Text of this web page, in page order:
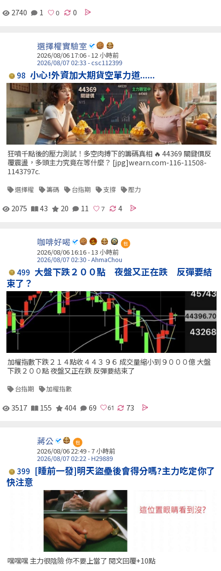
2740 1 0
選擇權實驗室
2026/08/06 17:06 -12 小時前
2026/08/07 02:33 - csc112399
98 小心!外資加大期貨空單力道......
狂噴千點後的壓力測試！多空肉搏下的籌碼真相 🔥 44369 關鍵價反
覆震盪，多頭主力究竟在等什麼？ [jpg]wearn.com-116-11508-
1143797c.
選擇權 籌碼 台指期 支撐 壓力
2075 43 20 11 4
咖啡好喝 包
2026/08/06 16:16 -13 小時前
2026/08/07 02:30 - AhmaChou
499 大盤下跌２００點 夜盤又正在跌 反彈要結
束了？
加權指數下跌２１４點收４４３９６ 成交量縮小到９０００億 大盤
下跌２００點 夜盤又正在跌 反彈要結束了
台指期 加權指數
3517 155 404 69 73
蔣公 包
2026/08/06 22:49 - 7 小時前
2026/08/07 02:22 - H29889
399 [睡前一發]明天盜壘後會得分嗎?主力吃定你了
快注意
嘿嘿嘿 主力很陰險 你不要上當了 閱文回覆+10點